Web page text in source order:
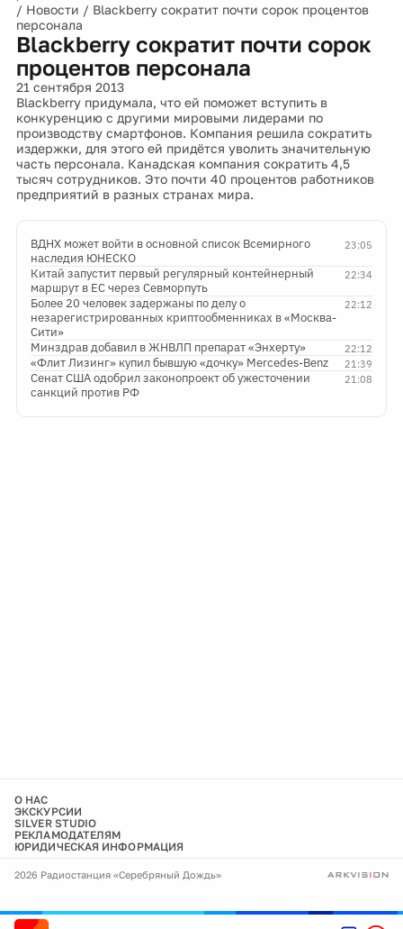
/ Новости / Blackberry сократит почти сорок процентов
персонала
Blackberry сократит почти сорок
процентов персонала
21 сентября 2013
Blackberry придумала, что ей поможет вступить в
конкуренцию с другими мировыми лидерами по
производству смартфонов. Компания решила сократить
издержки, для этого ей придётся уволить значительную
часть персонала. Канадская компания сократить 4,5
тысяч сотрудников. Это почти 40 процентов работников
предприятий в разных странах мира.
23:05
ВДНХ может войти в основной список Всемирного
наследия ЮНЕСКО
22:34
Китай запустит первый регулярный контейнерный
маршрут в ЕС через Севморпуть
22:12
Более 20 человек задержаны по делу о
незарегистрированных криптообменниках в «Москва-
Сити»
22:12
Минздрав добавил в ЖНВЛП препарат «Энхерту»
21:39
«Флит Лизинг» купил бывшую «дочку» Mercedes-Benz
21:08
Сенат США одобрил законопроект об ужесточении
санкций против РФ
О НАС
ЭКСКУРСИИ
SILVER STUDIO
РЕКЛАМОДАТЕЛЯМ
ЮРИДИЧЕСКАЯ ИНФОРМАЦИЯ
2026 Радиостанция «Серебряный Дождь»